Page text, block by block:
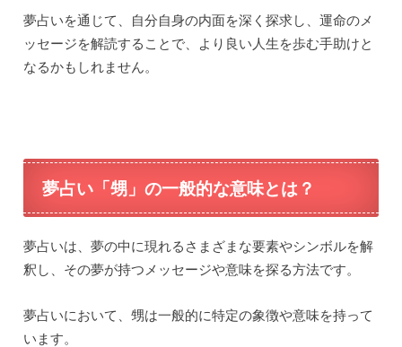
夢占いを通じて、自分自身の内面を深く探求し、運命のメ
ッセージを解読することで、より良い人生を歩む手助けと
なるかもしれません。
夢占い「甥」の一般的な意味とは？
夢占いは、夢の中に現れるさまざまな要素やシンボルを解
釈し、その夢が持つメッセージや意味を探る方法です。
夢占いにおいて、甥は一般的に特定の象徴や意味を持って
います。